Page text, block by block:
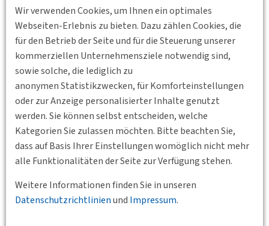
Wir verwenden Cookies, um Ihnen ein optimales
Webseiten-Erlebnis zu bieten. Dazu zählen Cookies, die
für den Betrieb der Seite und für die Steuerung unserer
kommerziellen Unternehmensziele notwendig sind,
sowie solche, die lediglich zu
anonymen Statistikzwecken, für Komforteinstellungen
oder zur Anzeige personalisierter Inhalte genutzt
werden. Sie können selbst entscheiden, welche
Kategorien Sie zulassen möchten. Bitte beachten Sie,
dass auf Basis Ihrer Einstellungen womöglich nicht mehr
alle Funktionalitäten der Seite zur Verfügung stehen.
Weitere Informationen finden Sie in unseren
Datenschutzrichtlinienund Impressum.
Das Format der „Themen junger Wissenschaftlerinnen und
Wissenschaftler“ bietet eine Plattform für junge
Verkehrsforscherinnen und Verkehrsforscher, um sich über
aktuelle Forschungsarbeiten in ungezwungener Atmosphäre
auszutauschen. Die Darstellung der Themen erfolgt über
Kurzpräsentationen, anschließend wird darüber gemeinsam
diskutiert. Wir konnten wieder drei Vortragende gewinnen,
die sich in ihrer Abschlussarbeit in unterschiedlichen
Forschungsbereichen mit relevanten Fragestellungen aus
der Verkehrswissenschaft auseinandergesetzt haben:
Dr.-Ing. Miriam Magdolen, Karlsruher Institut für